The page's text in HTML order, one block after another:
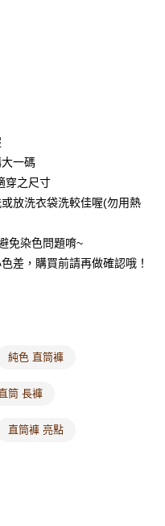
費
費
費
運費
費
一碼
穿之尺寸
放洗衣袋洗較佳喔(勿用熱
免染色問題唷~
差，購買前請再做確認哦！
純色 直筒褲
筒 長褲
直筒褲 亮點